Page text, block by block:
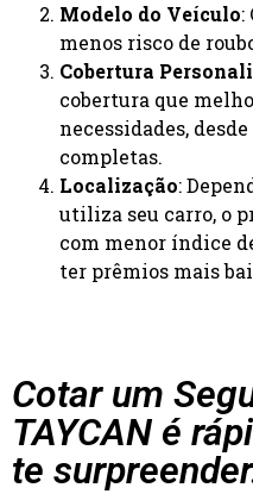
Modelo do Veículo:
menos risco de
Cobertura
cobertura que
necessidades,
completas.
Localização:
utiliza seu carro, o
com menor índice
ter prêmios mais
Cotar um
TAYCAN é
te